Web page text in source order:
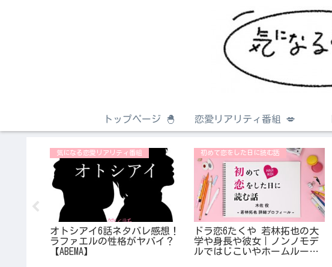
トップページ 🐣 恋愛リアリティ番組 💋
気になる恋愛リアリティ番組
オトシアイ6話ネタバレ感想！
ラファエルの性格がヤバイ？
【ABEMA】
初めて恋をした日に読む話
ドラ恋6たくや 若林拓也の大
学や身長や彼女｜ノンノモデ
ルではじこいやホームルーム